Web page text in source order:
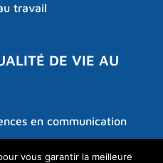
travail
DE VIE AU
en communication
vous garantir la meilleure